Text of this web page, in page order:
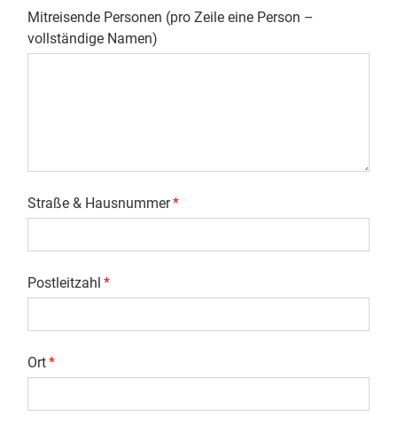
Mitreisende Personen (pro Zeile eine Person –
vollständige Namen)
Straße & Hausnummer*
Postleitzahl *
Ort*